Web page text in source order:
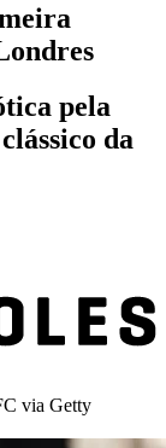
pela
da
via Getty